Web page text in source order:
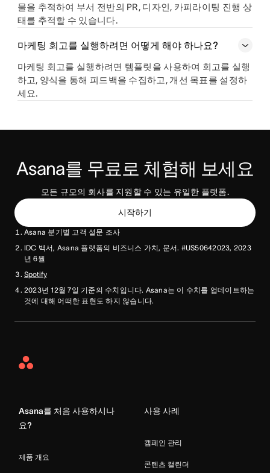
물을 추적하여 부서 전반의 PR, 디자인, 카피라이팅 진행 상
태를 추적할 수 있습니다.
마케팅 회고를 실행하려면 어떻게 해야 하나요?
마케팅 회고를 실행하려면 템플릿을 사용하여 회고를 실행
하고, 양식을 통해 피드백을 수집하고, 개선 목표를 설정하
세요.
Asana를 무료로 체험해 보세요
모든 규모의 회사를 지원할 수 있는 유일한 플랫폼.
시작하기
Asana 분기별 고객 설문 조사
IDC 백서, Asana 플랫폼의 비즈니스 가치, 문서. #US50642023, 2023
년 6월
Spotify
2023년 12월 7일 기준의 수치입니다. Asana는 이 수치를 업데이트하는
것에 대해 어떠한 표현도 하지 않습니다.
Asana
Asana를 처음 사용하시나
요?
제품 개요
사용 사례
캠페인 관리
콘텐츠 캘린더